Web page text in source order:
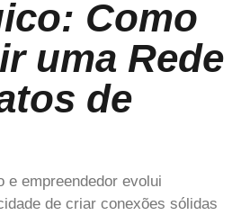
Como
uma Rede
de
e empreendedor evolui
de criar conexões sólidas